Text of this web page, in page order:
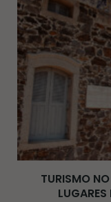
TURISMO